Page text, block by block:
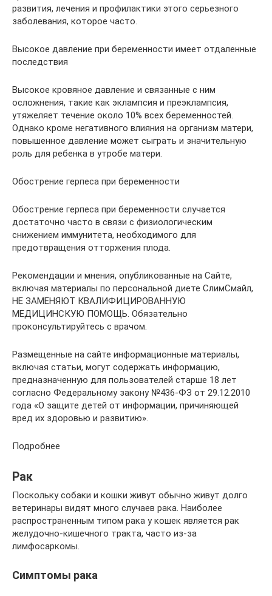
развития, лечения и профилактики этого серьезного
заболевания, которое часто.
Высокое давление при беременности имеет отдаленные
последствия
Высокое кровяное давление и связанные с ним
осложнения, такие как эклампсия и преэклампсия,
утяжеляет течение около 10% всех беременностей.
Однако кроме негативного влияния на организм матери,
повышенное давление может сыграть и значительную
роль для ребенка в утробе матери.
Обострение герпеса при беременности
Обострение герпеса при беременности случается
достаточно часто в связи с физиологическим
снижением иммунитета, необходимого для
предотвращения отторжения плода.
Рекомендации и мнения, опубликованные на Сайте,
включая материалы по персональной диете СлимСмайл,
НЕ ЗАМЕНЯЮТ КВАЛИФИЦИРОВАННУЮ
МЕДИЦИНСКУЮ ПОМОЩЬ. Обязательно
проконсультируйтесь с врачом.
Размещенные на сайте информационные материалы,
включая статьи, могут содержать информацию,
предназначенную для пользователей старше 18 лет
согласно Федеральному закону №436-ФЗ от 29.12.2010
года «О защите детей от информации, причиняющей
вред их здоровью и развитию».
Подробнее
Рак
Поскольку собаки и кошки живут обычно живут долго
ветеринары видят много случаев рака. Наиболее
распространенным типом рака у кошек является рак
желудочно-кишечного тракта, часто из-за
лимфосаркомы.
Симптомы рака